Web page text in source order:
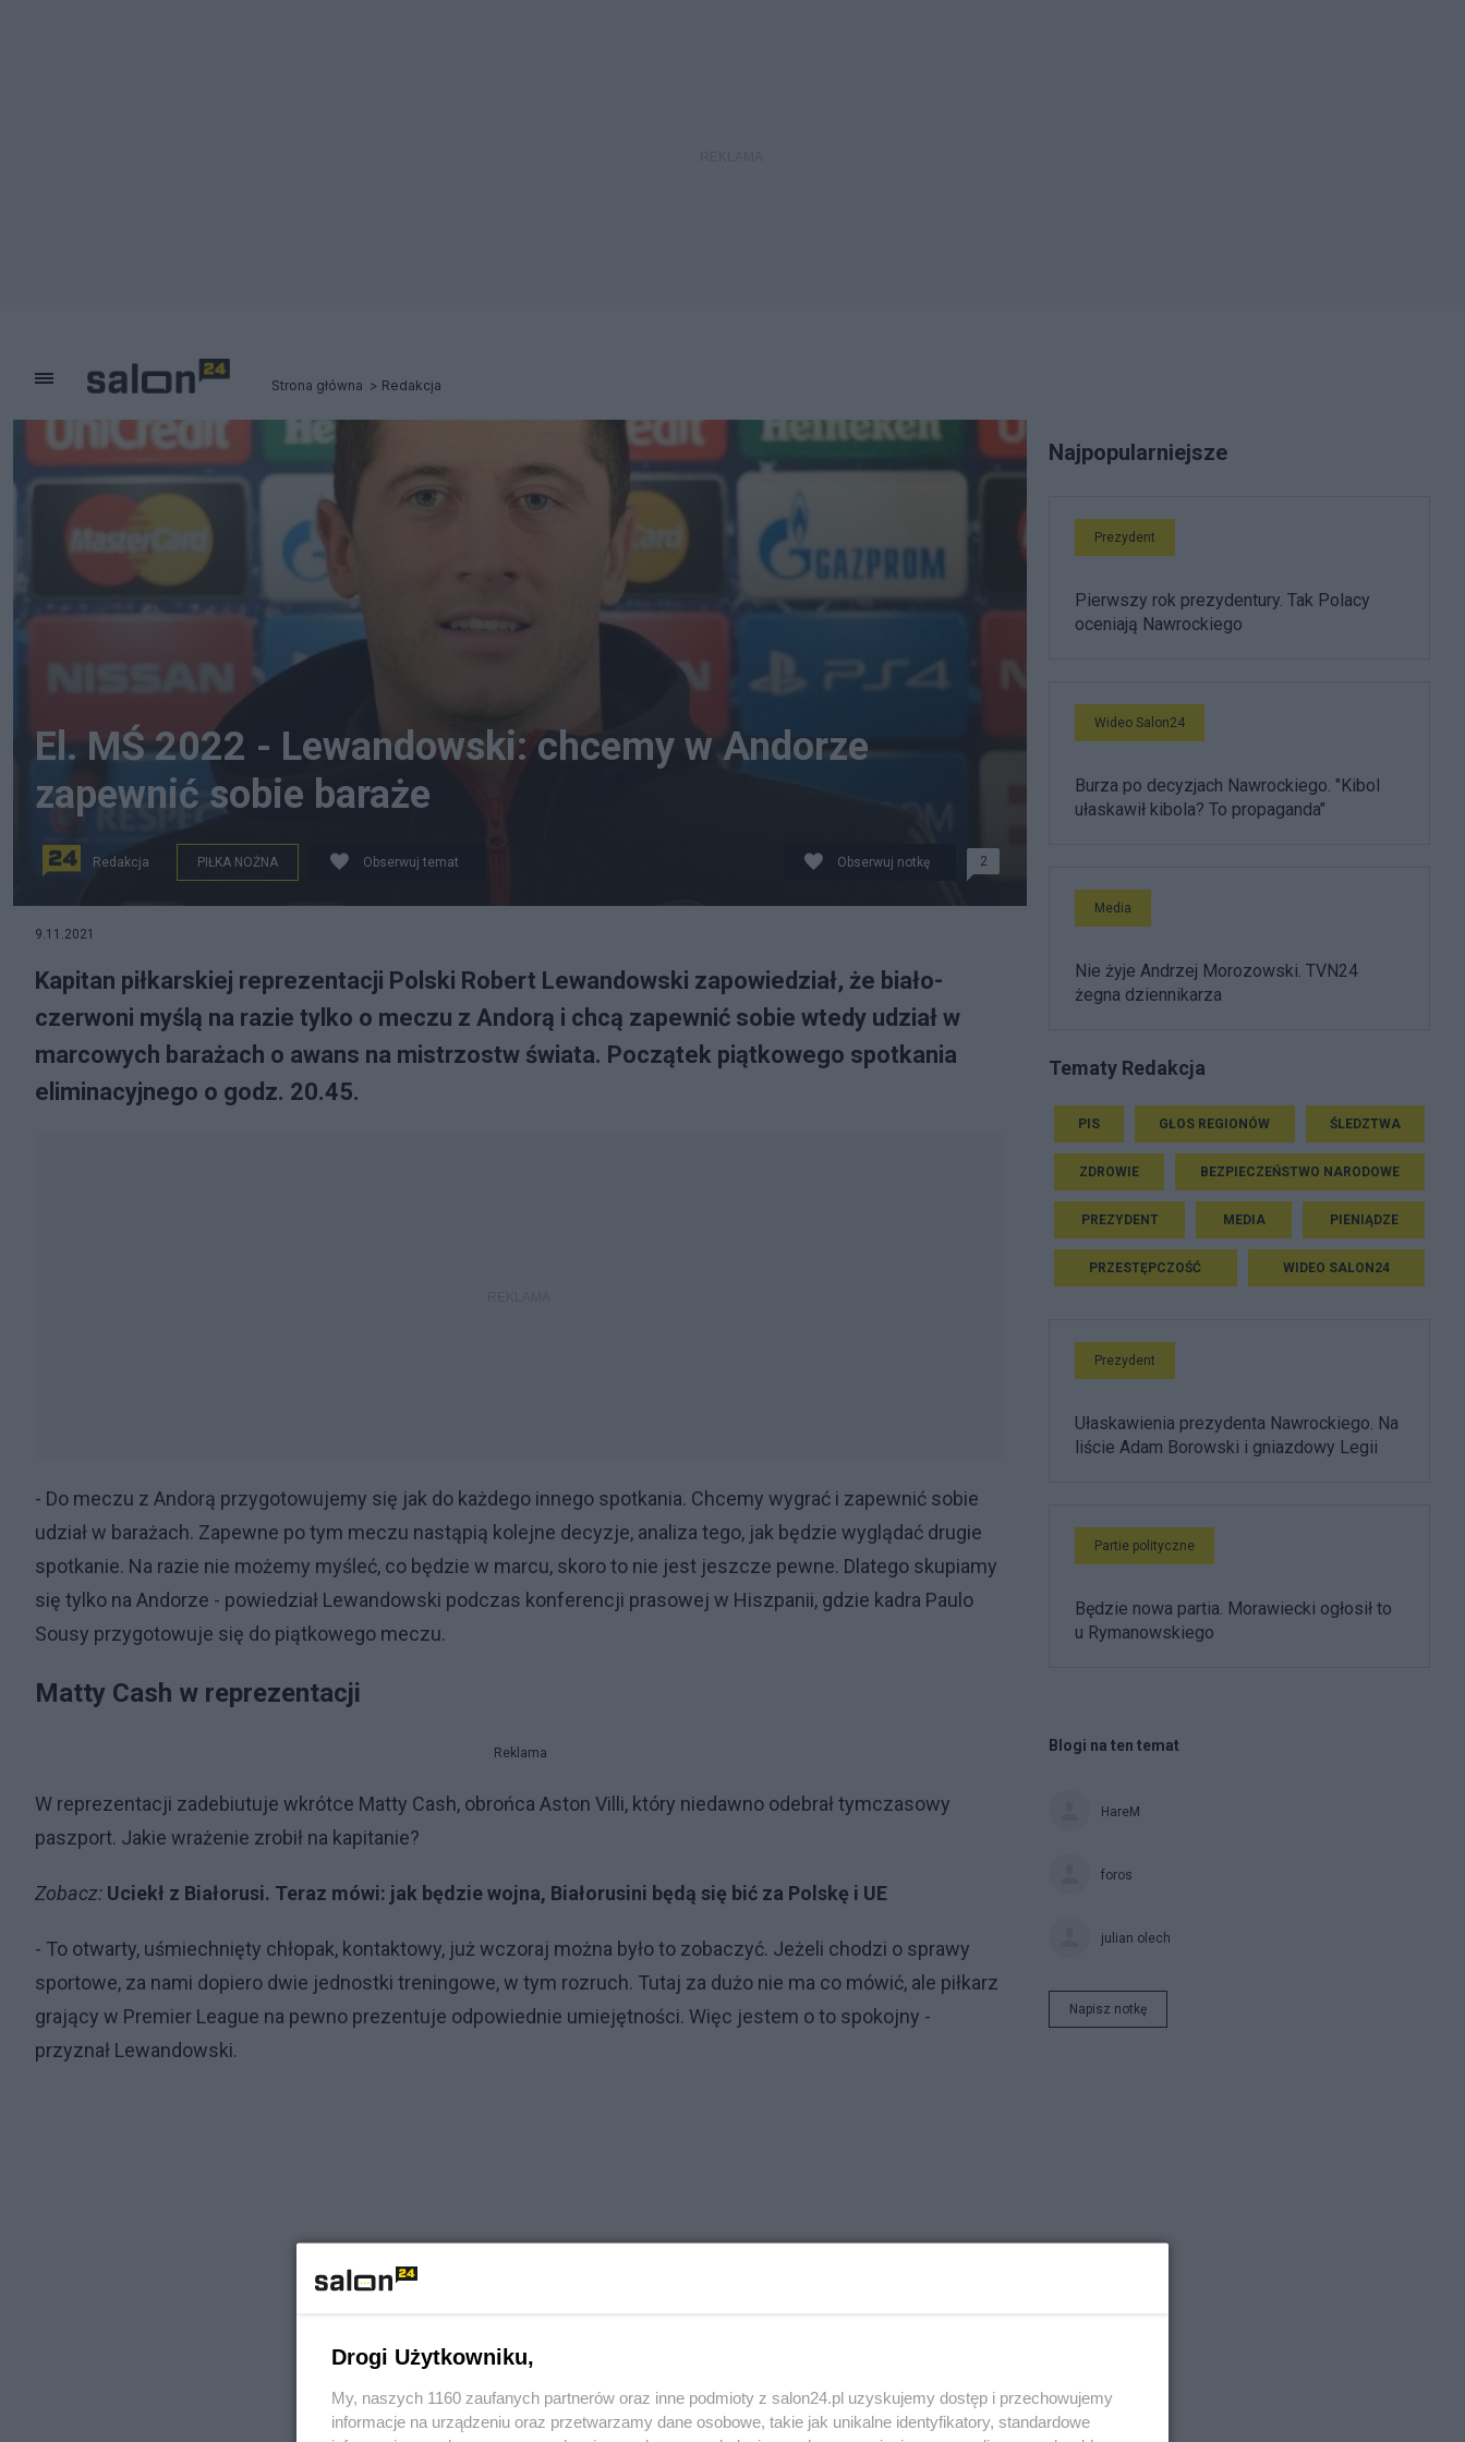
Strona główna Redakcja
El. MŚ 2022 - Lewandowski: chcemy w Andorze
zapewnić sobie baraże
Redakcja PIŁKA NOŻNA Obserwuj temat Obserwuj notkę 2
9.11.2021
Kapitan piłkarskiej reprezentacji Polski Robert Lewandowski zapowiedział, że biało-
czerwoni myślą na razie tylko o meczu z Andorą i chcą zapewnić sobie wtedy udział w
marcowych barażach o awans na mistrzostw świata. Początek piątkowego spotkania
eliminacyjnego o godz. 20.45.
- Do meczu z Andorą przygotowujemy się jak do każdego innego spotkania. Chcemy wygrać i zapewnić sobie
udział w barażach. Zapewne po tym meczu nastąpią kolejne decyzje, analiza tego, jak będzie wyglądać drugie
spotkanie. Na razie nie możemy myśleć, co będzie w marcu, skoro to nie jest jeszcze pewne. Dlatego skupiamy
się tylko na Andorze - powiedział Lewandowski podczas konferencji prasowej w Hiszpanii, gdzie kadra Paulo
Sousy przygotowuje się do piątkowego meczu.
Matty Cash w reprezentacji
Reklama
W reprezentacji zadebiutuje wkrótce Matty Cash, obrońca Aston Villi, który niedawno odebrał tymczasowy
paszport. Jakie wrażenie zrobił na kapitanie?
Zobacz: Uciekł z Białorusi. Teraz mówi: jak będzie wojna, Białorusini będą się bić za Polskę i UE
- To otwarty, uśmiechnięty chłopak, kontaktowy, już wczoraj można było to zobaczyć. Jeżeli chodzi o sprawy
sportowe, za nami dopiero dwie jednostki treningowe, w tym rozruch. Tutaj za dużo nie ma co mówić, ale piłkarz
grający w Premier League na pewno prezentuje odpowiednie umiejętności. Więc jestem o to spokojny -
przyznał Lewandowski.
Najpopularniejsze
Prezydent
Pierwszy rok prezydentury. Tak Polacy
oceniają Nawrockiego
Wideo Salon24
Burza po decyzjach Nawrockiego. "Kibol
ułaskawił kibola? To propaganda"
Media
Nie żyje Andrzej Morozowski. TVN24
żegna dziennikarza
Tematy Redakcja
PIS GŁOS REGIONÓW ŚLEDZTWA
ZDROWIE BEZPIECZEŃSTWO NARODOWE
PREZYDENT MEDIA PIENIĄDZE
PRZESTĘPCZOŚĆ WIDEO SALON24
Prezydent
Ułaskawienia prezydenta Nawrockiego. Na
liście Adam Borowski i gniazdowy Legii
Partie polityczne
Będzie nowa partia. Morawiecki ogłosił to
u Rymanowskiego
Blogi na ten temat
HareM
foros
julian olech
Napisz notkę
Drogi Użytkowniku,
My, naszych 1160 zaufanych partnerów oraz inne podmioty z salon24.pl uzyskujemy dostęp i przechowujemy
informacje na urządzeniu oraz przetwarzamy dane osobowe, takie jak unikalne identyfikatory, standardowe